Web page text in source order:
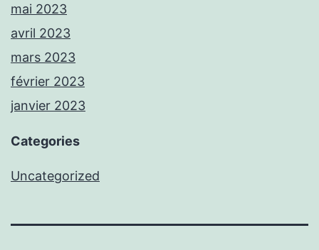
mai 2023
avril 2023
mars 2023
février 2023
janvier 2023
Categories
Uncategorized